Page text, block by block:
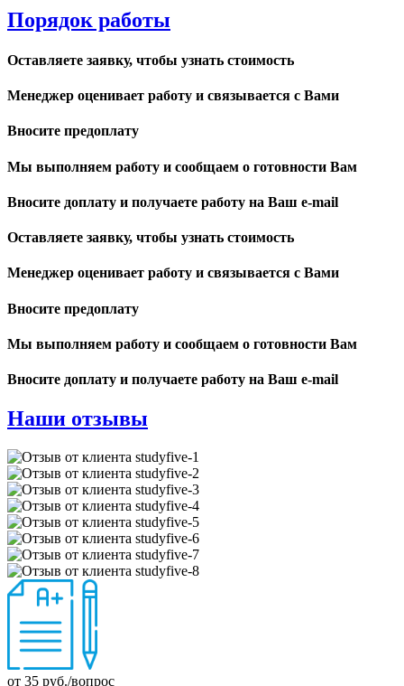
Порядок работы
Оставляете заявку, чтобы узнать стоимость
Менеджер оценивает работу и связывается с Вами
Вносите предоплату
Мы выполняем работу и сообщаем о готовности Вам
Вносите доплату и получаете работу на Ваш e-mail
Оставляете заявку, чтобы узнать стоимость
Менеджер оценивает работу и связывается с Вами
Вносите предоплату
Мы выполняем работу и сообщаем о готовности Вам
Вносите доплату и получаете работу на Ваш e-mail
Наши отзывы
от 35 руб./вопрос